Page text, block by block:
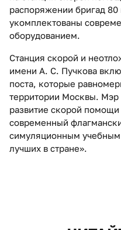
распоряжении бригад
укомплектованы
оборудованием.
Станция скорой и
имени А. С. Пучкова
поста, которые
территории Москвы. Мэр
развитие скорой
современный
симуляционным
лучших в стране».